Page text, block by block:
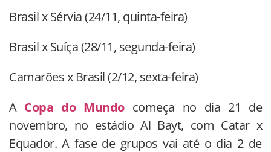
Brasil x Sérvia (24/11, quinta-feira)
Brasil x Suíça (28/11, segunda-feira)
Camarões x Brasil (2/12, sexta-feira)
A Copa do Mundocomeça no dia 21 de
novembro, no estádio Al Bayt, com Catar x
Equador. A fase de grupos vai até o dia 2 de